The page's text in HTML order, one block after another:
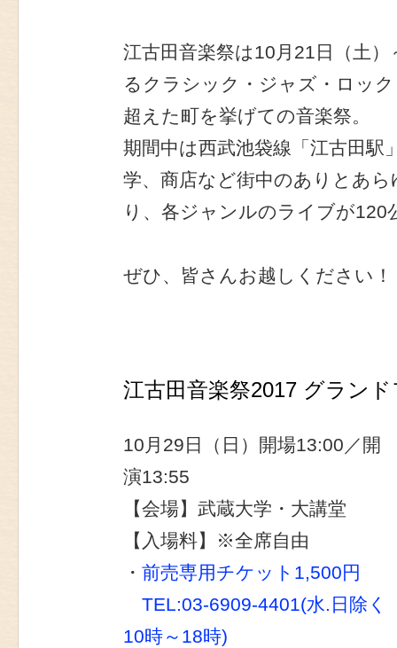
江古田音楽祭は10月21日（土
るクラシック・ジャズ・ロッ
超えた町を挙げての音楽祭。
期間中は西武池袋線「江古田駅
学、商店など街中のありとあ
り、各ジャンルのライブが120
ぜひ、皆さんお越しください！
江古田音楽祭2017 グラン
10月29日（日）開場13:00／開
演13:55
【会場】武蔵大学・大講堂
【入場料】※全席自由
・ 前売専用チケット1,500円
TEL:03-6909-4401(水.日除く
10時～18時)